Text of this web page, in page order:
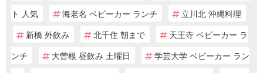
ト 人気
海老名 ベビーカー ランチ
立川北 沖縄料理
新橋 外飲み
北千住 朝まで
天王寺 ベビーカー ラ
ンチ
大曽根 昼飲み 土曜日
学芸大学 ベビーカー ラン